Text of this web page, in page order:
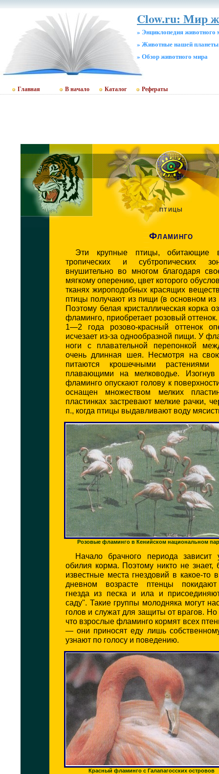
Clow.ru: Мир
» Энциклопедия животного
» Животные нашей планеты
» Обзор животного мира
Главная В начало Каталог Рефераты
ПТИЦЫ
Фламинго
Эти крупные птицы, обитающие
тропических и субтропических
внушительно во многом благодаря
мягкому оперению, цвет которого
тканях жироподобных красящих
птицы получают из пищи (в основном из
Поэтому белая кристаллическая корка
фламинго, приобретает розовый
1—2 года розово-красный оттенок
исчезает из-за однообразной пищи. У
ноги с плавательной перепонкой
очень длинная шея. Несмотря на
питаются крошечными
плавающими на мелководье.
фламинго опускают голову к
оснащен множеством мелких
пластинках застревают мелкие рачки,
п., когда птицы выдавливают воду
Розовые фламинго в Кенийском национальном
Начало брачного периода
обилия корма. Поэтому никто не знает,
известные места гнездовий в какое-то
дневном возрасте птенцы покидают
гнезда из песка и ила и
саду". Такие группы молодняка могут
голов и служат для защиты от врагов. Но
что взрослые фламинго кормят всех
— они приносят еду лишь
узнают по голосу и поведению.
Красный фламинго с Галапагосских островов